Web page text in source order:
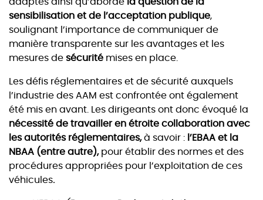
sensibilisation et de l’acceptation publique,
soulignant l’importance de communiquer de
manière transparente sur les avantages et les
mesures de sécurité mises en place.
Les défis réglementaires et de sécurité auxquels
l’industrie des AAM est confrontée ont également
été mis en avant. Les dirigeants ont donc évoqué la
nécessité de travailler en étroite collaboration avec
les autorités réglementaires,à savoir : l’EBAA et la
NBAA (entre autre),pour établir des normes et des
procédures appropriées pour l’exploitation de ces
véhicules.